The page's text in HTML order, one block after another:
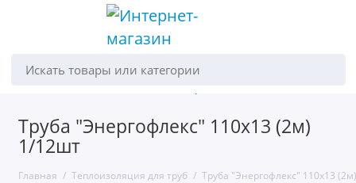
Искать товары или категории
Труба "Энергофлекс" 110х13 (2м)
1/12шт
Главная Теплоизоляция для труб Труба "Энергофлекс" 110х13